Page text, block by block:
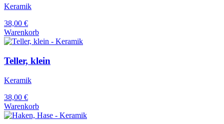
Keramik
38,00 €
Warenkorb
Teller, klein
Keramik
38,00 €
Warenkorb